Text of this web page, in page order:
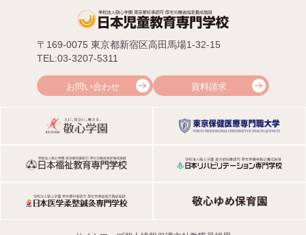
〒169-0075 東京都新宿区高田馬場1-32-15
TEL:03-3207-5311
お問い合わせ 資料請求